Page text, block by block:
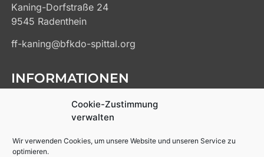
Cookie-Zustimmung
verwalten
Wir verwenden Cookies, um unsere Website und unseren Service zu
optimieren.
Kaning-Dorfstraße 24
9545 Radenthein
ff-kaning@bfkdo-spittal.org
INFORMATIONEN
Cookie-Richtlinien